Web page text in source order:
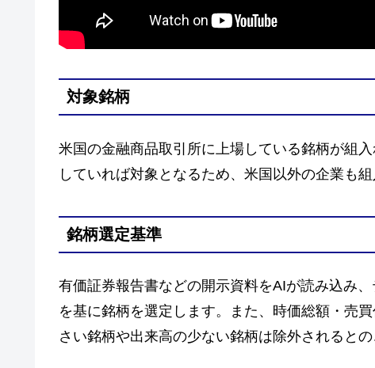
対象銘柄
米国の金融商品取引所に上場している銘柄が組
していれば対象となるため、米国以外の企業も
銘柄選定基準
有価証券報告書などの開示資料をAIが読み込み
を基に銘柄を選定します。また、時価総額・売
さい銘柄や出来高の少ない銘柄は除外されるとの